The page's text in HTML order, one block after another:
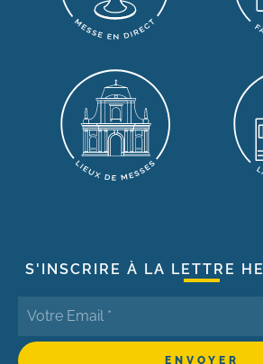
S'INSCRIRE À LA LETTRE